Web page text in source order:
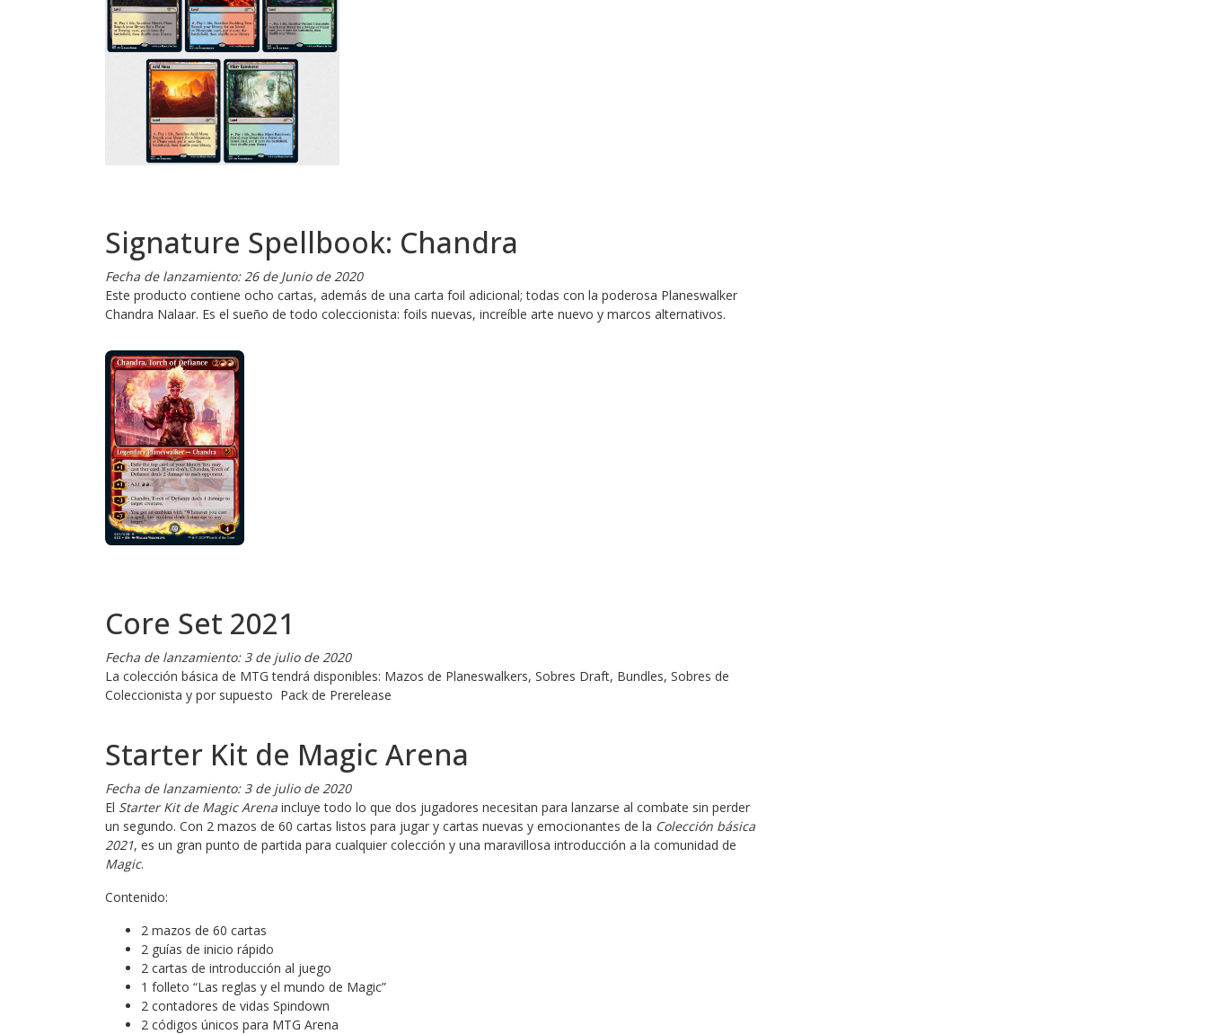
Signature Spellbook: Chandra
Fecha de lanzamiento: 26 de Junio de 2020
Este producto contiene ocho cartas, además de una carta foil adicional; todas con la poderosa Planeswalker
Chandra Nalaar. Es el sueño de todo coleccionista: foils nuevas, increíble arte nuevo y marcos alternativos.
Core Set 2021
Fecha de lanzamiento: 3 de julio de 2020
La colección básica de MTG tendrá disponibles: Mazos de Planeswalkers, Sobres Draft, Bundles, Sobres de
Coleccionista y por supuesto Pack de Prerelease
Starter Kit de Magic Arena
Fecha de lanzamiento: 3 de julio de 2020
El Starter Kit de Magic Arena incluye todo lo que dos jugadores necesitan para lanzarse al combate sin perder
un segundo. Con 2 mazos de 60 cartas listos para jugar y cartas nuevas y emocionantes de la Colección básica
2021, es un gran punto de partida para cualquier colección y una maravillosa introducción a la comunidad de
Magic.
Contenido:
2 mazos de 60 cartas
2 guías de inicio rápido
2 cartas de introducción al juego
1 folleto “Las reglas y el mundo de Magic”
2 contadores de vidas Spindown
2 códigos únicos para MTG Arena